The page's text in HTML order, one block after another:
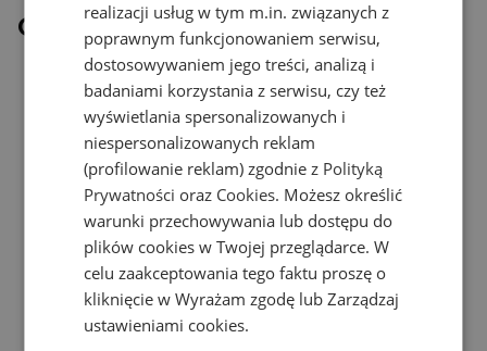
Ostatnio oglądane
realizacji usług w tym m.in. związanych z
poprawnym funkcjonowaniem serwisu,
dostosowywaniem jego treści, analizą i
badaniami korzystania z serwisu, czy też
wyświetlania spersonalizowanych i
niespersonalizowanych reklam
(profilowanie reklam) zgodnie z Polityką
Prywatności oraz Cookies. Możesz określić
warunki przechowywania lub dostępu do
plików cookies w Twojej przeglądarce. W
celu zaakceptowania tego faktu proszę o
kliknięcie w Wyrażam zgodę lub Zarządzaj
ustawieniami cookies.